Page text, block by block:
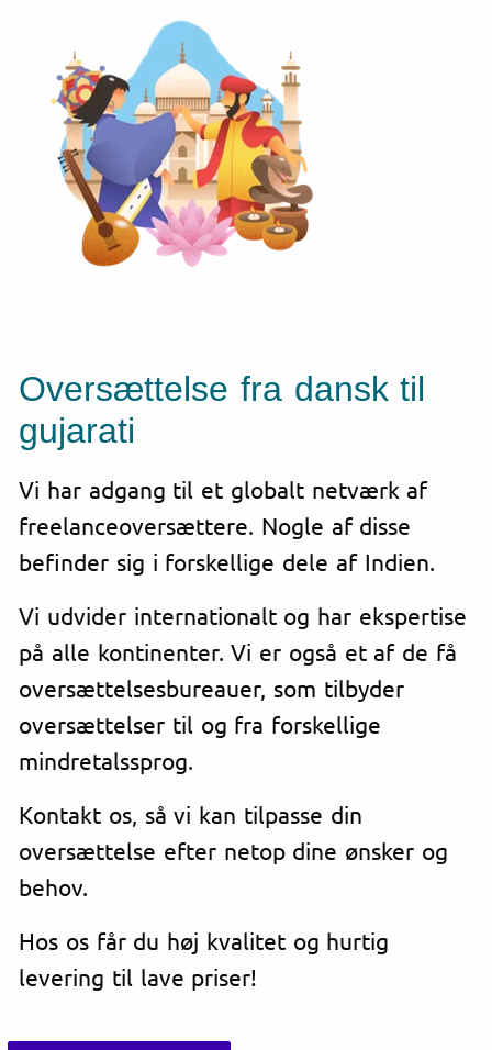
Oversættelse fra dansk til
gujarati
Vi har adgang til et globalt netværk af
freelanceoversættere. Nogle af disse
befinder sig i forskellige dele af Indien.
Vi udvider internationalt og har ekspertise
på alle kontinenter. Vi er også et af de få
oversættelsesbureauer, som tilbyder
oversættelser til og fra forskellige
mindretalssprog.
Kontakt os, så vi kan tilpasse din
oversættelse efter netop dine ønsker og
behov.
Hos os får du høj kvalitet og hurtig
levering til lave priser!